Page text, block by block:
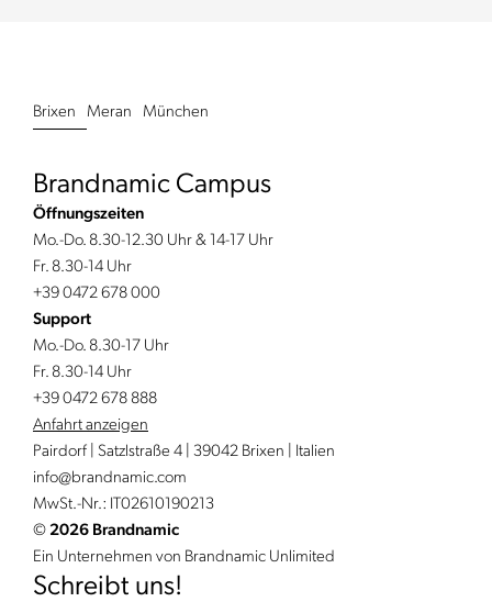
Brixen Meran München
Brandnamic Campus
Öffnungszeiten
Mo.-Do. 8.30-12.30 Uhr & 14-17 Uhr
Fr. 8.30-14 Uhr
+39 0472 678 000
Support
Mo.-Do. 8.30-17 Uhr
Fr. 8.30-14 Uhr
+39 0472 678 888
Anfahrt anzeigen
Pairdorf | Satzlstraße 4 | 39042 Brixen | Italien
info@brandnamic.com
MwSt.-Nr.: IT02610190213
© 2026 Brandnamic
Ein Unternehmen von Brandnamic Unlimited
Schreibt uns!